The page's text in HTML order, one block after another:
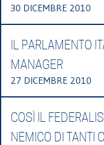
30 DICEMBRE 2010
IL PARLAMENTO
MANAGER
27 DICEMBRE 2010
COSÌ IL
NEMICO DI TANTI